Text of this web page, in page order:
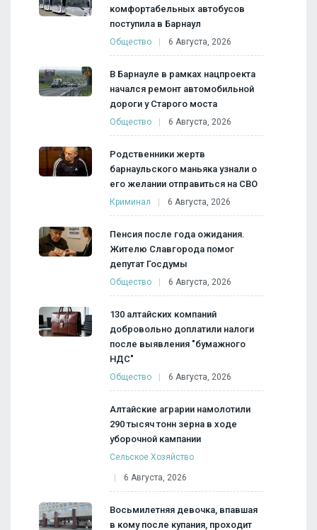
комфортабельных автобусов
поступила в Барнаул
Общество 6 Августа, 2026
В Барнауле в рамках нацпроекта
начался ремонт автомобильной
дороги у Старого моста
Общество 6 Августа, 2026
Родственники жертв
барнаульского маньяка узнали о
его желании отправиться на СВО
Криминал 6 Августа, 2026
Пенсия после года ожидания.
Жителю Славгорода помог
депутат Госдумы
Общество 6 Августа, 2026
130 алтайских компаний
добровольно доплатили налоги
после выявления "бумажного
НДС"
Общество 6 Августа, 2026
Алтайские аграрии намолотили
290 тысяч тонн зерна в ходе
уборочной кампании
Сельское Хозяйство
6 Августа, 2026
Восьмилетняя девочка, впавшая
в кому после купания, проходит